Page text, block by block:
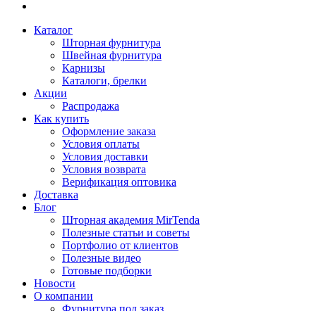
Каталог
Шторная фурнитура
Швейная фурнитура
Карнизы
Каталоги, брелки
Акции
Распродажа
Как купить
Оформление заказа
Условия оплаты
Условия доставки
Условия возврата
Верификация оптовика
Доставка
Блог
Шторная академия MirTenda
Полезные статьи и советы
Портфолио от клиентов
Полезные видео
Готовые подборки
Новости
О компании
Фурнитура под заказ